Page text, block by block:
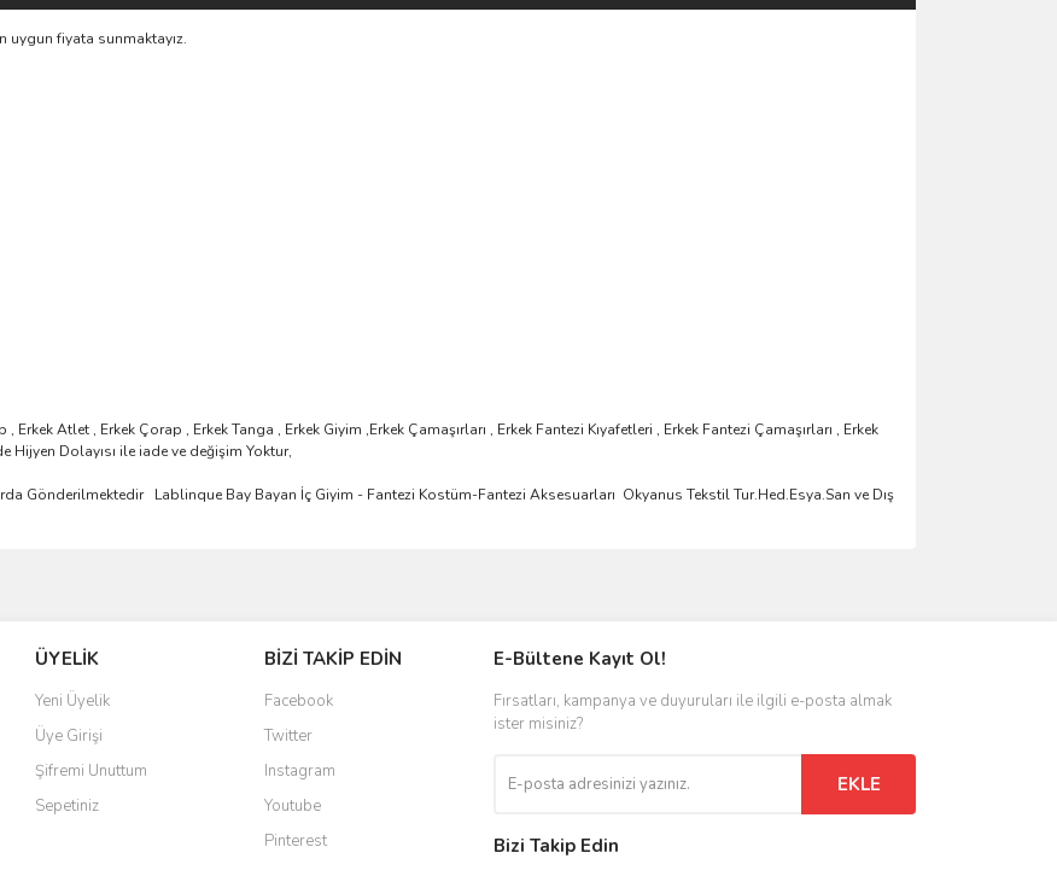
uygun fiyata sunmaktayız.
Atlet , Erkek Çorap , Erkek Tanga , Erkek Giyim ,Erkek Çamaşırları , Erkek Fantezi Kıyafetleri , Erkek Fantezi Çamaşırları , Erkek
Hijyen Dolayısı ile iade ve değişim Yoktur,
Gönderilmektedir Lablinque Bay Bayan İç Giyim - Fantezi Kostüm-Fantezi Aksesuarları Okyanus Tekstil Tur.Hed.Esya.San ve Dış
ÜYELİK
Yeni Üyelik
Üye Girişi
Şifremi Unuttum
Sepetiniz
BİZİ TAKİP EDİN
Facebook
Twitter
Instagram
Youtube
Pinterest
E-Bültene Kayıt Ol!
Fırsatları, kampanya ve duyuruları ile ilgili e-posta almak
ister misiniz?
EKLE
Bizi Takip Edin